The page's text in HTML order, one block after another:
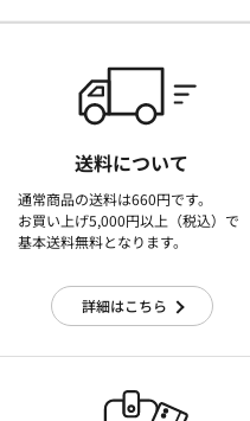
送料について
通常商品の送料は660円です。
お買い上げ5,000円以上（税込）で
基本送料無料となります。
詳細はこちら